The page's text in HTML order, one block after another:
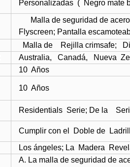
Personalizadas ( Negro mate
Malla de seguridad de
Flyscreen; Pantalla
Malla de Rejilla crimsafe;
Australia, Canadá, Nueva
10 Años
10 Años
Residentials Serie; De la
Cumplir con el Doble de
Los ángeles; La Madera
A. La malla de